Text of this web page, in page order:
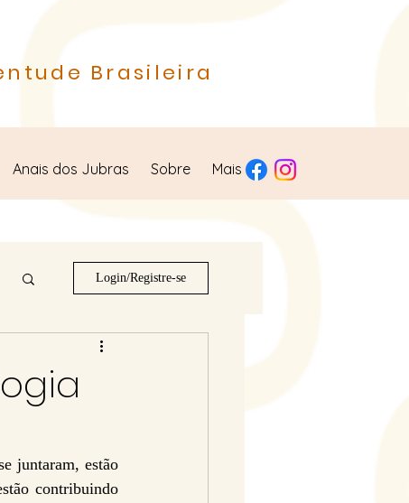
Brasileira
Anais dos Jubras Sobre Mais
Login/Registre-se
juntaram, estão
contribuindo